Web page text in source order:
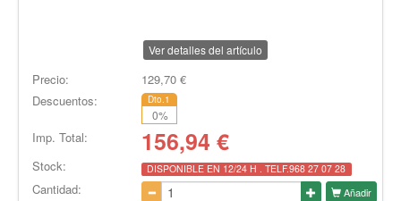
Ver detalles del artículo
Precio: 129,70€
Descuentos:
Dto.1
0%
Imp. Total: 156,94 €
Stock: DISPONIBLE EN 12/24 H . TELF.968 27 07 28
Cantidad: Añadir